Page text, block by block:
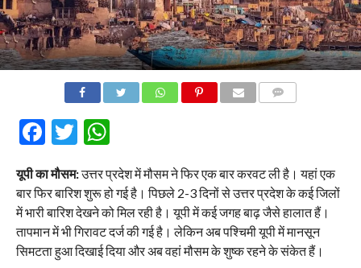
Facebook
Twitter
WhatsApp
यूपी का मौसम:उत्तर प्रदेश में मौसम ने फिर एक बार करवट ली है। यहां एक
बार फिर बारिश शुरू हो गई है। पिछले 2-3 दिनों से उत्तर प्रदेश के कई जिलों
में भारी बारिश देखने को मिल रही है। यूपी में कई जगह बाढ़ जैसे हालात हैं।
तापमान में भी गिरावट दर्ज की गई है। लेकिन अब पश्चिमी यूपी में मानसून
सिमटता हुआ दिखाई दिया और अब वहां मौसम के शुष्क रहने के संकेत हैं।